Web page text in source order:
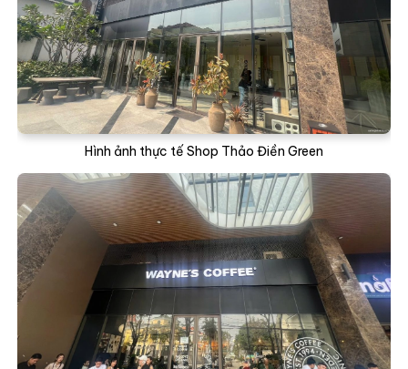
Hình ảnh thực tế Shop Thảo Điền Green